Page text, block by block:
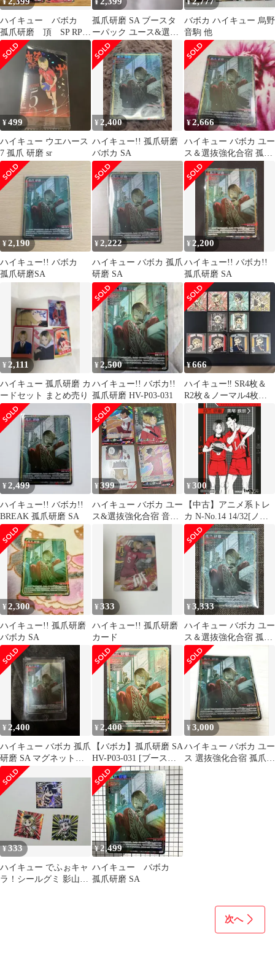
¥
ハイキュー バボカ
孤爪研磨 頂 SP RP S
N
¥
孤爪研磨 SA ブースタ
ーパック ユース&選抜
強化合宿 バボカ
¥
バボカ ハイキュー 烏野
音駒 他
¥499
ハイキュー ウエハース
7 孤爪 研磨 sr
¥ 2,400
ハイキュー!! 孤爪研磨
バボカ SA
¥2,666
ハイキュー バボカ ユー
ス＆選抜強化合宿 孤爪
研磨 SA
¥2,190
ハイキュー!! バボカ
孤爪研磨SA
¥2,222
ハイキュー バボカ 孤爪
研磨 SA
¥2,200
ハイキュー!! バボカ!!
孤爪研磨 SA
¥ 2,111
ハイキュー 孤爪研磨 カ
ードセット まとめ売り
¥2,500
ハイキュー!! バボカ!!
孤爪研磨 HV-P03-031
¥666
ハイキュー‼︎ SR4枚＆
R2枚＆ノーマル4枚
グミ
¥2,499
ハイキュー!! バボカ!!
BREAK 孤爪研磨 SA
¥399
ハイキュー バボカ ユー
ス&選抜強化合宿 音駒
¥300
【中古】アニメ系トレ
カ N-No.14 14/32[ノー
マル]：孤爪 研磨＆黒
尾 鉄朗
¥2,300
ハイキュー!! 孤爪研磨
バボカ SA
¥333
ハイキュー!! 孤爪研磨
カード
¥3,333
ハイキュー バボカ ユー
ス＆選抜強化合宿 孤爪
研磨 SA
¥ 2,400
ハイキュー バボカ 孤爪
研磨 SA マグネットロ
ーダー入り
¥ 2,400
【バボカ】孤爪研磨 SA
HV-P03-031 [ブースタ
ーパック ユース&選抜
強化合宿] ハイキュー!!
バボカ!!BREAK
¥3,000
ハイキュー バボカ ユー
ス 選抜強化合宿 孤爪研
¥333
ハイキュー でふぉキャ
ラ！シールグミ 影山飛
¥2,499
ハイキュー バボカ
孤爪研磨 SA
次へ